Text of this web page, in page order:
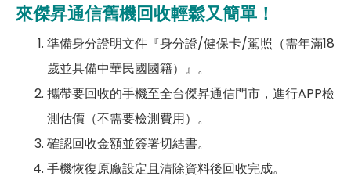
來傑昇通信舊機回收輕鬆又簡單！
準備身分證明文件『身分證/健保卡/駕照（需年滿18
歲並具備中華民國國籍）』。
攜帶要回收的手機至全台傑昇通信門市，進行APP檢
測估價（不需要檢測費用）。
確認回收金額並簽署切結書。
手機恢復原廠設定且清除資料後回收完成。